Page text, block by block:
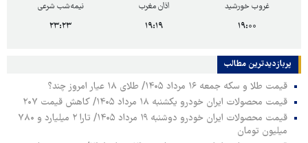
غروب خورشید
۱۹:۰۰
اذان مغرب
۱۹:۱۹
نیمه‌شب شرعی
۲۳:۲۳
پربازدیدترین‌ مطالب
قیمت طلا و سکه جمعه ۱۶ مرداد ۱۴۰۵/ طلای ۱۸ عیار امروز چند؟
قیمت محصولات ایران خودرو یکشنبه ۱۸ مرداد ۱۴۰۵/ کاهش قیمت ۲۰۷
قیمت محصولات ایران خودرو دوشنبه ۱۹ مرداد ۱۴۰۵/ تارا ۲ میلیارد و ۷۸۰
میلیون تومان